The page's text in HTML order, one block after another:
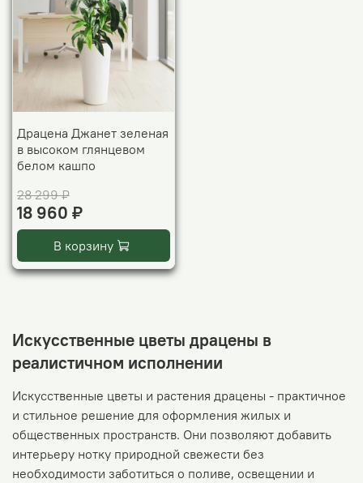
Драцена Джанет зеленая
в высоком глянцевом
белом кашпо
28 299 ₽
18 960 ₽
В корзину
Искусственные цветы драцены в
реалистичном исполнении
Искусственные цветы и растения драцены - практичное
и стильное решение для оформления жилых и
общественных пространств. Они позволяют добавить
интерьеру нотку природной свежести без
необходимости заботиться о поливе, освещении и